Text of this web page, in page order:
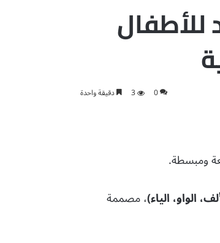
للأطفال
0
3 دقيقة واحدة
ومبسطة.
الواو، الياء)، مصممة